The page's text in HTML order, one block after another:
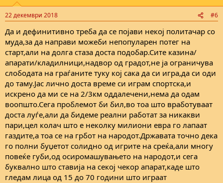
s
22 декември 2018 #6
Да и дефинитивно треба да се појави некој политачар со
муда,за да направи можеби непопуларен потег на
старт,али на долга стаза доста подобар.Сите казина/
апарати/кладилници,надвор од градот,не ја ограничува
слободата на граѓаните туку кој сака да си игра,да си оди
до таму.Јас лично доста време си играм спортска,и
искрено да ми се на 2/3км оддалечени,нема да одам
воопшто.Сега проблемот би бил,во тоа што вработуваат
доста луѓе,али да бидеме реални работат за никакви
пари,цел колач што е неколку милиони евра го лапаат
газдите,а тоа се на грбот на народот.Државата точно дека
го полни буџетот солидно од игрите на среќа,али многу
повеќе губи,од осиромашувањето на народот,и сега
буквално што ставија на секој чекор апарат,каде што
гледам лица од 15 до 70 години што играат